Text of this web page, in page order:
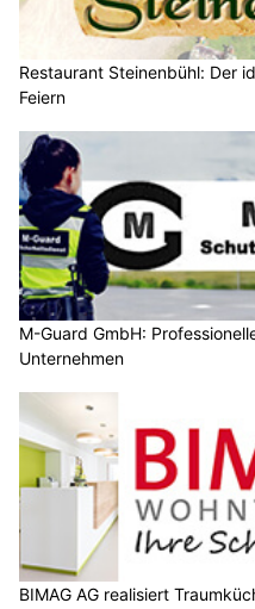
Restaurant Steinenbühl: Der
Feiern
M-Guard GmbH:
Unternehmen
BIMAG AG realisiert